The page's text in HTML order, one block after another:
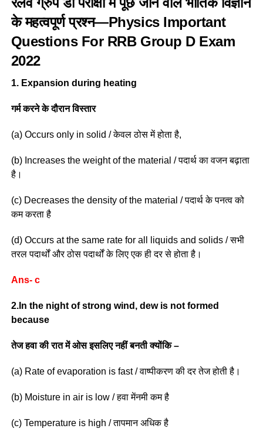
के महत्वपूर्ण प्रश्न—Physics Important
Questions For RRB Group D Exam
2022
1. Expansion during heating
गर्म करने के दौरान विस्तार
(a) Occurs only in solid / केवल ठोस में होता है,
(b) Increases the weight of the material / पदार्थ का वजन बढ़ाता
है।
(c) Decreases the density of the material / पदार्थ के पनत्व को
कम करता है
(d) Occurs at the same rate for all liquids and solids / सभी
तरल पदार्थों और ठोस पदार्थों के लिए एक ही दर से होता है।
Ans- c
2.In the night of strong wind, dew is not formed
because
तेज हवा की रात में ओस इसलिए नहीं बनती क्योंकि –
(a) Rate of evaporation is fast / वाष्पीकरण की दर तेज होती है।
(b) Moisture in air is low / हवा मेंनमी कम है
(c) Temperature is high / तापमान अधिक है